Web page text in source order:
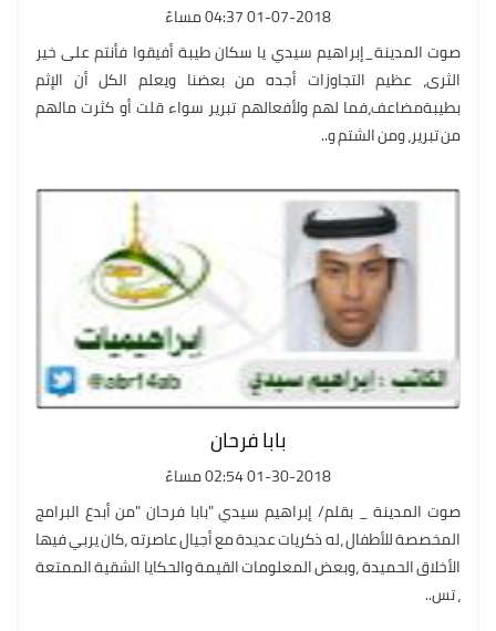
01-07-2018 04:37 مساءً
صوت المدينة_إبراهيم سيدي يا سكان طيبة أفيقوا فأنتم على خير
الثرى، عظيم التجاوزات أجده من بعضنا ويعلم الكل أن الإثم
بطيبةمضاعف،فما لهم ولأفعالهم تبرير سواء قلت أو كثرت مالهم
من تبرير، ومن الشتم و..
بابا فرحان
01-30-2018 02:54 مساءً
صوت المدينة _ بقلم/ إبراهيم سيدي "بابا فرحان "من أبدع البرامج
المخصصة للأطفال ،له ذكريات عديدة مع أجيال عاصرته ،كان يربي فيها
الأخلاق الحميدة ،وبعض المعلومات القيمة والحكايا الشقية الممتعة
، تس..